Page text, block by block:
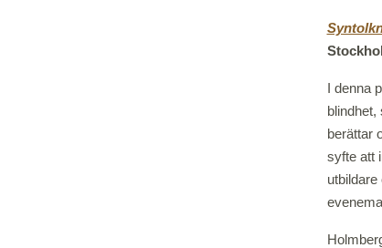
I denna
berättar
syfte att